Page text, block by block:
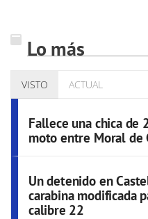
Lo más
VISTO ACTUAL
Fallece una chica de
moto entre Moral de
Un detenido en
carabina modificada
calibre 22